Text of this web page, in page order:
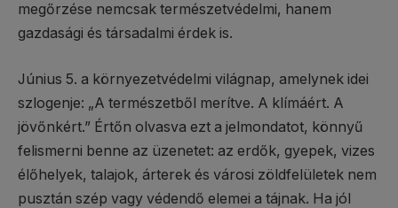
megőrzése nemcsak természetvédelmi, hanem
gazdasági és társadalmi érdek is.
Június 5. a környezetvédelmi világnap, amelynek idei
szlogenje: „A természetből merítve. A klímáért. A
jövőnkért.” Értőn olvasva ezt a jelmondatot, könnyű
felismerni benne az üzenetet: az erdők, gyepek, vizes
élőhelyek, talajok, árterek és városi zöldfelületek nem
pusztán szép vagy védendő elemei a tájnak. Ha jól